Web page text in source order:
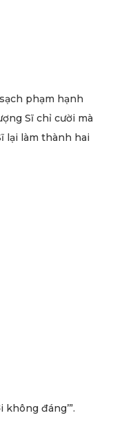
phạm hạnh
Sĩ chỉ cười mà
lại làm thành hai
không đáng’”.